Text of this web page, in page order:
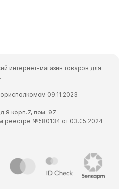
интернет-магазин товаров для
09.11.2023
д.8 корп.7, пом. 97
реестре №580134 от 03.05.2024